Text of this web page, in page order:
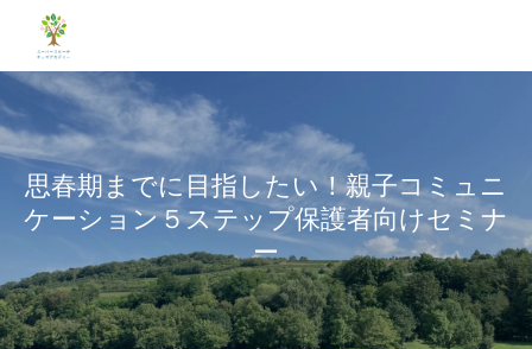
思春期までに目指したい！親子コミュニ
ケーション５ステップ保護者向けセミナ
ー